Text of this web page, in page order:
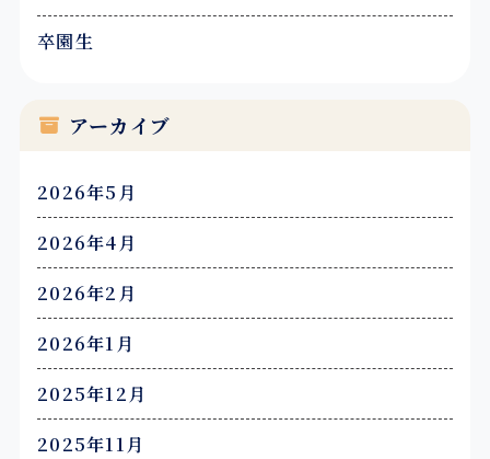
卒園生
アーカイブ
2026年5月
2026年4月
2026年2月
2026年1月
2025年12月
2025年11月